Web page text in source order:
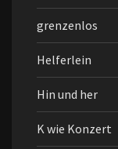
grenzenlos
Helferlein
Hin und her
K wie Konzert